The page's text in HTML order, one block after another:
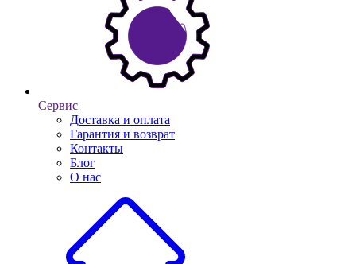
Сервис
Доставка и оплата
Гарантия и возврат
Контакты
Блог
О нас